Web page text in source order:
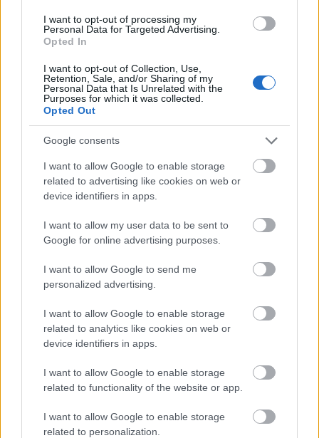
I want to opt-out of processing my
Personal Data for Targeted Advertising.
Opted In
I want to opt-out of Collection, Use,
Retention, Sale, and/or Sharing of my
Personal Data that Is Unrelated with the
Purposes for which it was collected.
Opted Out
Google consents
I want to allow Google to enable storage
related to advertising like cookies on web or
device identifiers in apps.
I want to allow my user data to be sent to
Google for online advertising purposes.
I want to allow Google to send me
personalized advertising.
I want to allow Google to enable storage
related to analytics like cookies on web or
device identifiers in apps.
I want to allow Google to enable storage
related to functionality of the website or app.
I want to allow Google to enable storage
related to personalization.
ಡೌನ್‌ಲೋಡ್‌ಗಳನ್ನು ವೇಗವಾಗಿ ಮತ್ತು
ವಿಶ್ವಾಸಾರ್ಹವಾಗಿಡಿ
ಚಿತ್ರಗಳು ಮತ್ತು ಸಂಪನ್ಮೂಲಗಳನ್ನು ರಕ್ಷಿಸಿ
ಸೈಟ್ ಅನ್ನು ಅಡ್ಡಿಪಡಿಸುವ ದುರುಪಯೋಗವನ್ನು ತಡೆಯಿರಿ
ಎಲ್ಲಾ ಬಳಕೆದಾರರಿಗೆ ನ್ಯಾಯಯುತ ಅನುಭವವನ್ನು
ಕಾಪಾಡಿಕೊಳ್ಳಿ
ನಿಮ್ಮ ತಾಳ್ಮೆಗೆ ನಾನು ನಿಜವಾಗಿಯೂ ಧನ್ಯವಾದಗಳು :-) ಈ ಸಣ್ಣ
ಹೆಜ್ಜೆ ಎಲ್ಲರಿಗೂ ವೆಬ್‌ಸೈಟ್ ಸರಾಗವಾಗಿ ಕಾರ್ಯನಿರ್ವಹಿಸುವಂತೆ
ಮಾಡುವುದರ ಜೊತೆಗೆ ಉತ್ತಮ ಗುಣಮಟ್ಟದ ವಿಷಯವನ್ನು
ಒದಗಿಸುವುದನ್ನು ಮುಂದುವರಿಸಲು ಸಹಾಯ ಮಾಡುತ್ತದೆ :-)
ದೀರ್ಘ ಆವೃತ್ತಿ
ಈ ಹೆಜ್ಜೆ ಏಕೆ ಅಗತ್ಯ ಎಂಬುದರ ಕುರಿತು ನಾನು ಸ್ವಲ್ಪ ಹೆಚ್ಚು
ವಿವರಿಸಲು ಬಯಸುತ್ತೇನೆ.
ಉತ್ತಮ-ಗುಣಮಟ್ಟದ ಚಿತ್ರಗಳನ್ನು ಒದಗಿಸುತ್ತದೆ.
ದುರದೃಷ್ಟವಶಾತ್, ಹೆಚ್ಚಿನ ಪ್ರಮಾಣದ ವಿಷಯವನ್ನು ತ್ವರಿತವಾಗಿ
ಡೌನ್‌ಲೋಡ್ ಮಾಡುವ ಮೂಲಕ ವೆಬ್‌ಸೈಟ್‌ಗಳನ್ನು ನಕಲಿಸಲು
ಅಂತರ್ಜಾಲದಲ್ಲಿವೆ. ಈ ಪರಿಕರಗಳು ಕಡಿಮೆ ಅವಧಿಯಲ್ಲಿ
ನೂರಾರು ಅಥವಾ ಸಾವಿರಾರು ದೊಡ್ಡ ಫೈಲ್‌ಗಳನ್ನು
ವಿನಂತಿಸಬಹುದು - ಯಾವುದೇ ಸಾಮಾನ್ಯ ಸಂದರ್ಶಕರಿಗಿಂತ
ಇದು ತುಂಬಾ ಹೆಚ್ಚು.